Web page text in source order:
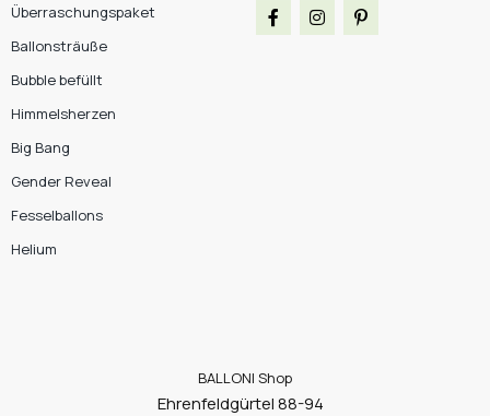
Überraschungspaket
Ballonsträuße
Bubble befüllt
Himmelsherzen
Big Bang
Gender Reveal
Fesselballons
Helium
BALLONI Shop
Ehrenfeldgürtel 88-94